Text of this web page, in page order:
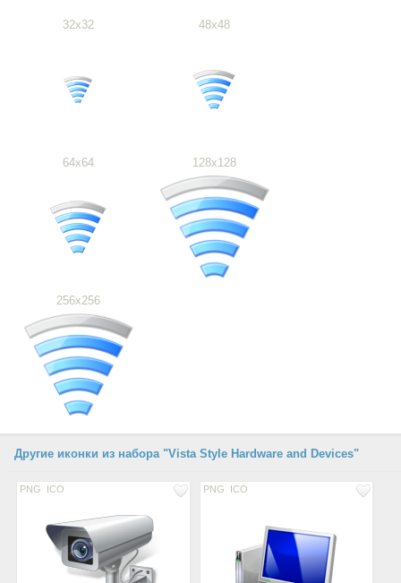
32x32 48x48
64x64 128x128
256x256
Другие иконки из набора "Vista Style Hardware and Devices"
PNG ICO PNG ICO